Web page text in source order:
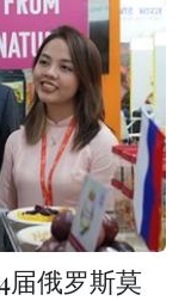
届俄罗斯莫